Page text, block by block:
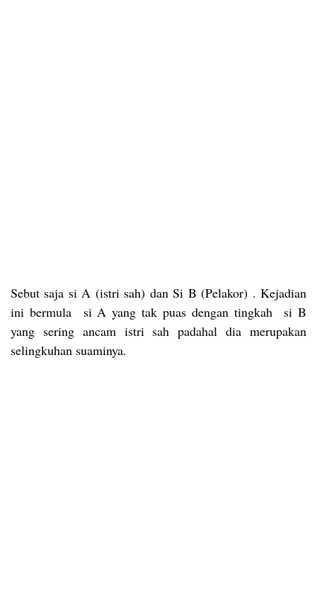
Sebut saja si A (istri sah) dan Si B (Pelakor) . Kejadian
ini bermula si A yang tak puas dengan tingkah si B
yang sering ancam istri sah padahal dia merupakan
selingkuhan suaminya.